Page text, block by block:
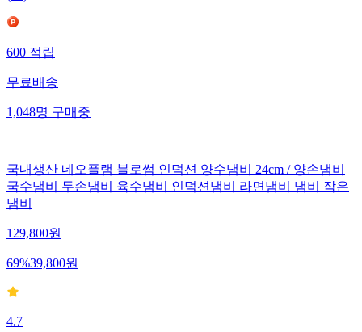
600적립
무료배송
1,048명구매중
국내생산 네오플램 블로썸 인덕션 양수냄비 24cm / 양손냄비
국수냄비 두손냄비 육수냄비 인덕션냄비 라면냄비 냄비 작은
냄비
129,800원
69%39,800원
4.7